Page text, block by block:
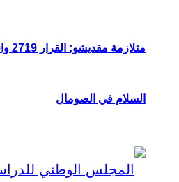
السلام في الصومال